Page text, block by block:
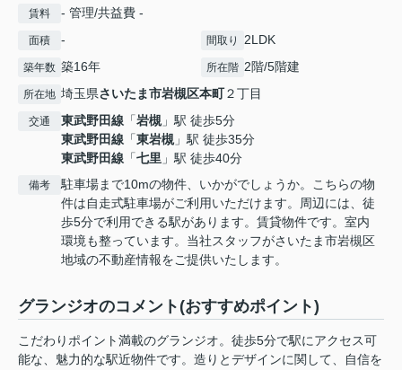
賃料 - 管理/共益費 -
面積 - 間取り 2LDK
築年数 築16年 所在階 2階/5階建
所在地 埼玉県さいたま市岩槻区本町２丁目
交通 東武野田線 「岩槻 」駅 徒歩5分
東武野田線 「東岩槻 」駅 徒歩35分
東武野田線 「七里 」駅 徒歩40分
備考
駐車場まで10mの物件、いかがでしょうか。こちらの物
件は自走式駐車場がご利用いただけます。周辺には、徒
歩5分で利用できる駅があります。賃貸物件です。室内
環境も整っています。当社スタッフがさいたま市岩槻区
地域の不動産情報をご提供いたします。
グランジオのコメント(おすすめポイント)
こだわりポイント満載のグランジオ。徒歩5分で駅にアクセス可
能な、魅力的な駅近物件です。造りとデザインに関して、自信を